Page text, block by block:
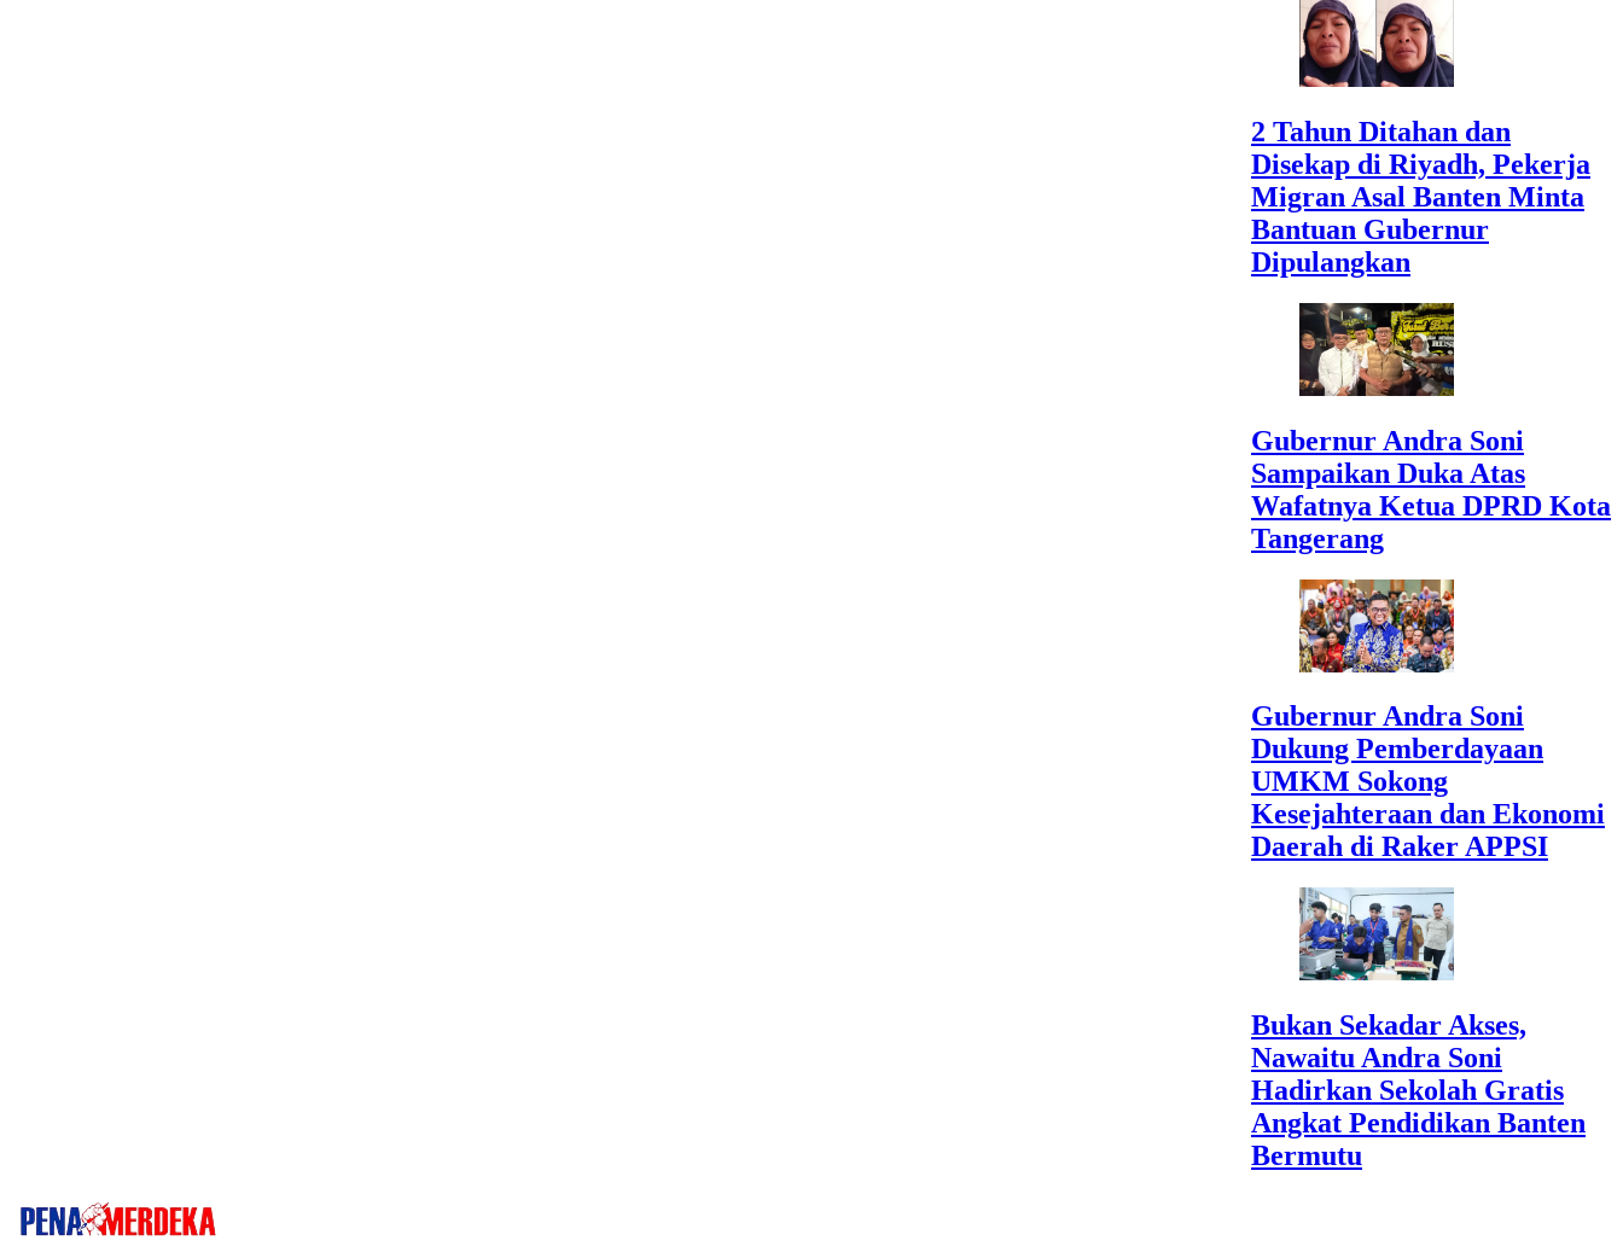
2 Tahun Ditahan dan
Disekap di Riyadh, Pekerja
Migran Asal Banten Minta
Bantuan Gubernur
Dipulangkan
Gubernur Andra Soni
Sampaikan Duka Atas
Wafatnya Ketua DPRD Kota
Tangerang
Gubernur Andra Soni
Dukung Pemberdayaan
UMKM Sokong
Kesejahteraan dan Ekonomi
Daerah di Raker APPSI
Bukan Sekadar Akses,
Nawaitu Andra Soni
Hadirkan Sekolah Gratis
Angkat Pendidikan Banten
Bermutu